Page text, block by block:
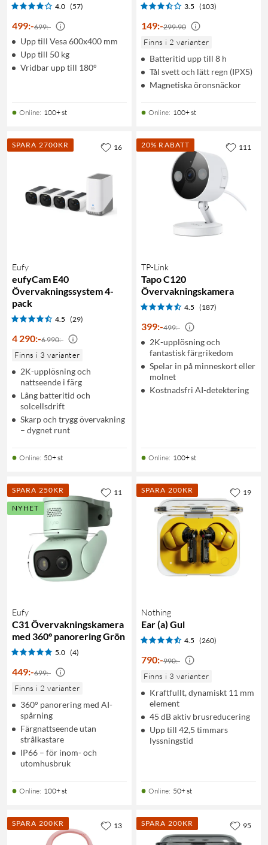
4.0 (57)
499:-699:-
Upp till Vesa 600x400 mm
Upp till 50 kg
Vridbar upp till 180°
Online: 100+ st
3.5 (103)
149:-299:90
Finns i 2 varianter
Batteritid upp till 8 h
Tål svett och lätt regn (IPX5)
Magnetiska öronsnäckor
Online: 100+ st
SPARA 2700KR
Eufy
eufyCam E40
Övervakningssystem 4-
pack
4.5 (29)
4 290:-6 990:-
Finns i 3 varianter
2K-upplösning och
nattseende i färg
Lång batteritid och
solcellsdrift
Skarp och trygg övervakning
– dygnet runt
Online: 50+ st
16 20% RABATT
TP-Link
Tapo C120
Övervakningskamera
4.5 (187)
399:-499:-
2K-upplösning och
fantastisk färgrikedom
Spelar in på minneskort eller
molnet
Kostnadsfri AI-detektering
Online: 100+ st
111
SPARA 250KR
NYHET
Eufy
C31 Övervakningskamera
med 360° panorering Grön
5.0 (4)
449:-699:-
Finns i 2 varianter
360° panorering med AI-
spårning
Färgnattseende utan
strålkastare
IP66 – för inom- och
utomhusbruk
Online: 100+ st
11 SPARA 200KR
Nothing
Ear (a) Gul
4.5 (260)
790:-990:-
Finns i 3 varianter
Kraftfullt, dynamiskt 11 mm
element
45 dB aktiv brusreducering
Upp till 42,5 timmars
lyssningstid
Online: 50+ st
19
SPARA 200KR 13 SPARA 200KR 95